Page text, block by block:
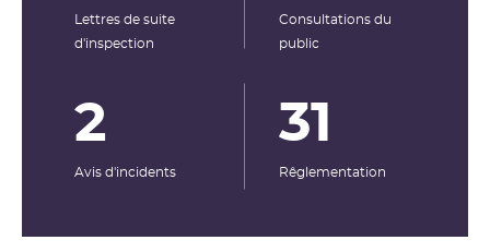
Lettres de suite
d'inspection
Consultations du
public
2
Avis d'incidents
31
Rêglementation